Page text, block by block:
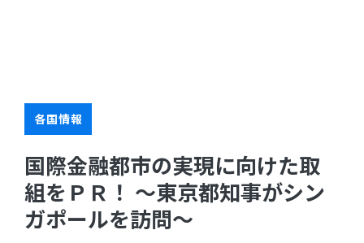
各国情報
国際金融都市の実現に向けた取
組をＰＲ！ ～東京都知事がシン
ガポールを訪問～